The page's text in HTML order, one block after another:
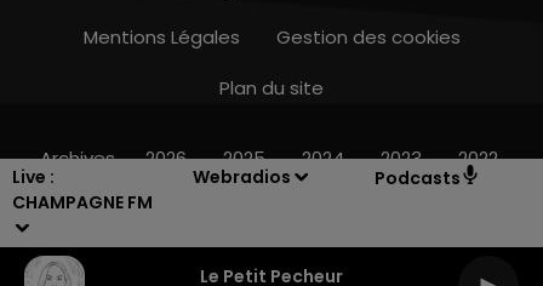
Live :
CHAMPAGNE FM
Webradios Podcasts
Le Petit Pecheur
16h00 - 20h00
Mentions Légales
Gestion des cookies
Plan du site
Archives 2026 2025 2024 2023 2022